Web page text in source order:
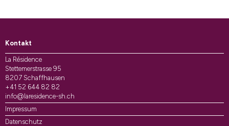
Kontakt
La Résidence
Stettemerstrasse 95
8207 Schaffhausen
+41 52 644 82 82
info@laresidence-sh.ch
Impressum
Datenschutz